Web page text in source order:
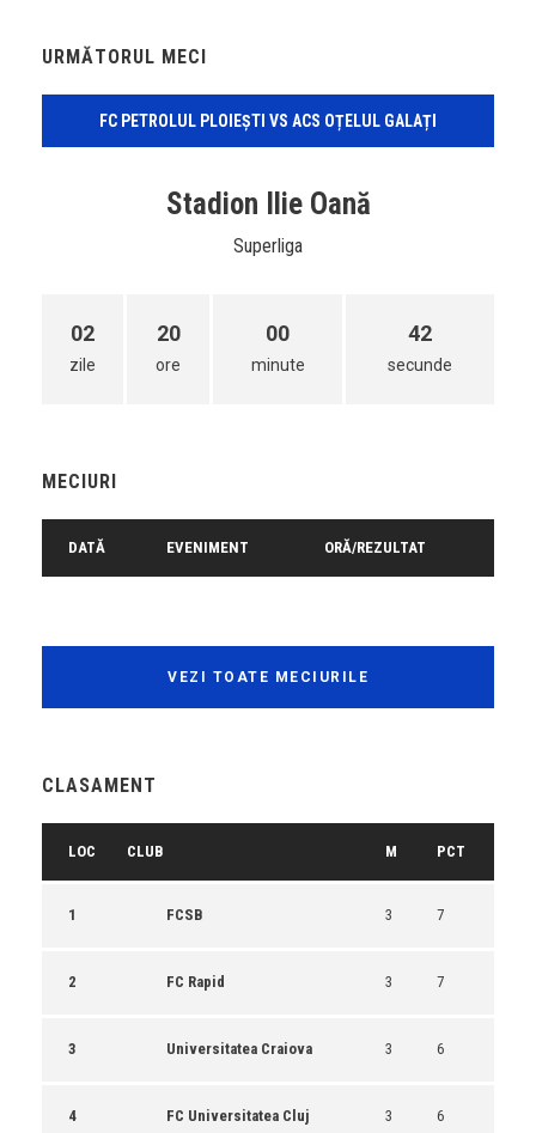
URMĂTORUL MECI
FC PETROLUL PLOIEȘTI VS ACS OȚELUL GALAȚI
Stadion Ilie Oană
Superliga
02
zile
20
ore
00
minute
42
secunde
MECIURI
DATĂ EVENIMENT ORĂ/REZULTAT
VEZI TOATE MECIURILE
CLASAMENT
LOC CLUB M PCT
1 FCSB 3 7
2 FC Rapid 3 7
3 Universitatea Craiova 3 6
4 FC Universitatea Cluj 3 6